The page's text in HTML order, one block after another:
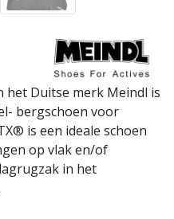
het Duitse merk Meindl is
bergschoen voor
is een ideale schoen
op vlak en/of
in het